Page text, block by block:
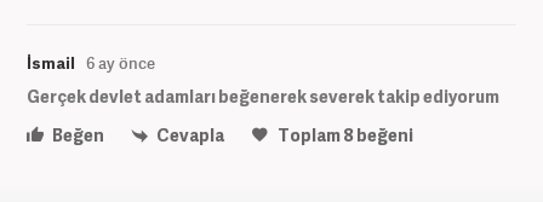
İsmail 6 ay önce
Gerçek devlet adamları beğenerek severek takip ediyorum
Beğen
Cevapla Toplam8beğeni